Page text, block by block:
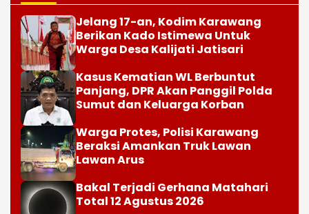
Jelang 17-an, Kodim Karawang
Berikan Kado Istimewa Untuk
Warga Desa Kalijati Jatisari
Kasus Kematian WL Berbuntut
Panjang, DPR Akan Panggil Polda
Sumut dan Keluarga Korban
Warga Protes, Polisi Karawang
Beraksi Amankan Truk Lawan
Lawan Arus
Bakal Terjadi Gerhana Matahari
Total 12 Agustus 2026